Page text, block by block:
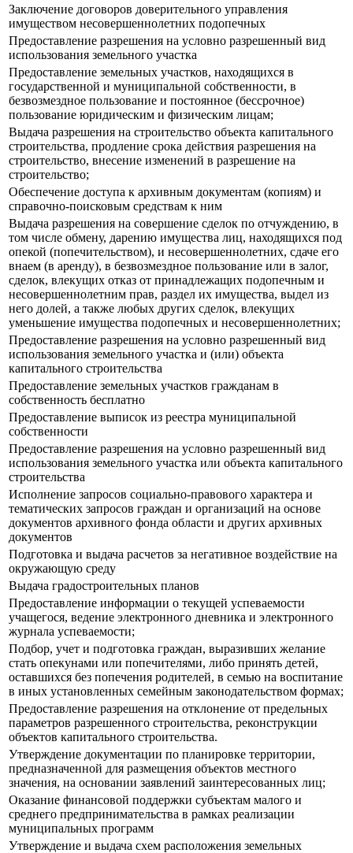
Заключение договоров доверительного управления
имуществом несовершеннолетних подопечных
Предоставление разрешения на условно разрешенный вид
использования земельного участка
Предоставление земельных участков, находящихся в
государственной и муниципальной собственности, в
безвозмездное пользование и постоянное (бессрочное)
пользование юридическим и физическим лицам;
Выдача разрешения на строительство объекта капитального
строительства, продление срока действия разрешения на
строительство, внесение изменений в разрешение на
строительство;
Обеспечение доступа к архивным документам (копиям) и
справочно-поисковым средствам к ним
Выдача разрешения на совершение сделок по отчуждению, в
том числе обмену, дарению имущества лиц, находящихся под
опекой (попечительством), и несовершеннолетних, сдаче его
внаем (в аренду), в безвозмездное пользование или в залог,
сделок, влекущих отказ от принадлежащих подопечным и
несовершеннолетним прав, раздел их имущества, выдел из
него долей, а также любых других сделок, влекущих
уменьшение имущества подопечных и несовершеннолетних;
Предоставление разрешения на условно разрешенный вид
использования земельного участка и (или) объекта
капитального строительства
Предоставление земельных участков гражданам в
собственность бесплатно
Предоставление выписок из реестра муниципальной
собственности
Предоставление разрешения на условно разрешенный вид
использования земельного участка или объекта капитального
строительства
Исполнение запросов социально-правового характера и
тематических запросов граждан и организаций на основе
документов архивного фонда области и других архивных
документов
Подготовка и выдача расчетов за негативное воздействие на
окружающую среду
Выдача градостроительных планов
Предоставление информации о текущей успеваемости
учащегося, ведение электронного дневника и электронного
журнала успеваемости;
Подбор, учет и подготовка граждан, выразивших желание
стать опекунами или попечителями, либо принять детей,
оставшихся без попечения родителей, в семью на воспитание
в иных установленных семейным законодательством формах;
Предоставление разрешения на отклонение от предельных
параметров разрешенного строительства, реконструкции
объектов капитального строительства.
Утверждение документации по планировке территории,
предназначенной для размещения объектов местного
значения, на основании заявлений заинтересованных лиц;
Оказание финансовой поддержки субъектам малого и
среднего предпринимательства в рамках реализации
муниципальных программ
Утверждение и выдача схем расположения земельных